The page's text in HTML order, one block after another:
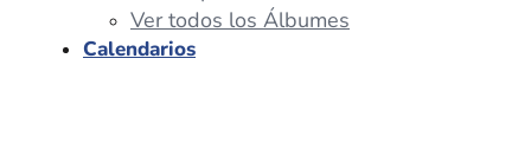
Ver todos los Álbumes
Calendarios